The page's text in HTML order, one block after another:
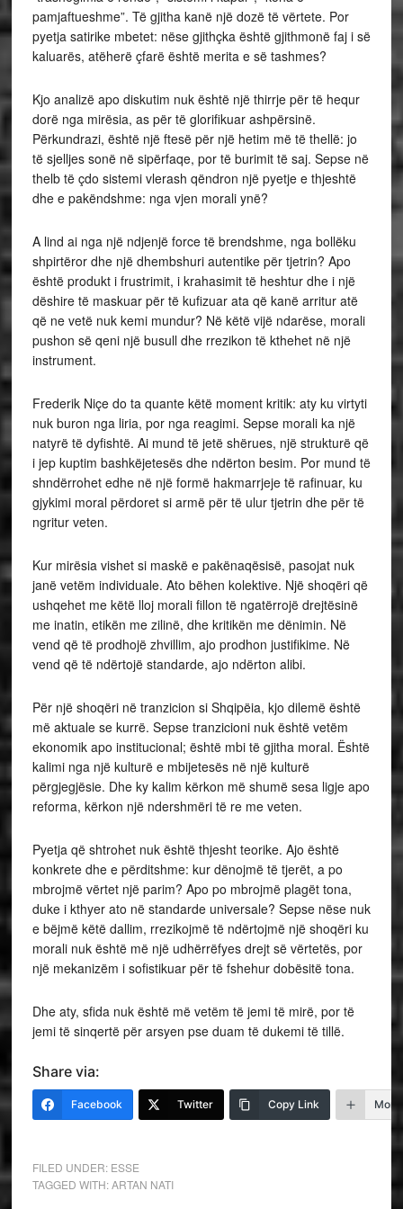
pamjaftueshme”. Të gjitha kanë një dozë të vërtete. Por
pyetja satirike mbetet: nëse gjithçka është gjithmonë faj i së
kaluarës, atëherë çfarë është merita e së tashmes?
Kjo analizë apo diskutim nuk është një thirrje për të hequr
dorë nga mirësia, as për të glorifikuar ashpërsinë.
Përkundrazi, është një ftesë për një hetim më të thellë: jo
të sjelljes sonë në sipërfaqe, por të burimit të saj. Sepse në
thelb të çdo sistemi vlerash qëndron një pyetje e thjeshtë
dhe e pakëndshme: nga vjen morali ynë?
A lind ai nga një ndjenjë force të brendshme, nga bollëku
shpirtëror dhe një dhembshuri autentike për tjetrin? Apo
është produkt i frustrimit, i krahasimit të heshtur dhe i një
dëshire të maskuar për të kufizuar ata që kanë arritur atë
që ne vetë nuk kemi mundur? Në këtë vijë ndarëse, morali
pushon së qeni një busull dhe rrezikon të kthehet në një
instrument.
Frederik Niçe do ta quante këtë moment kritik: aty ku virtyti
nuk buron nga liria, por nga reagimi. Sepse morali ka një
natyrë të dyfishtë. Ai mund të jetë shërues, një strukturë që
i jep kuptim bashkëjetesës dhe ndërton besim. Por mund të
shndërrohet edhe në një formë hakmarrjeje të rafinuar, ku
gjykimi moral përdoret si armë për të ulur tjetrin dhe për të
ngritur veten.
Kur mirësia vishet si maskë e pakënaqësisë, pasojat nuk
janë vetëm individuale. Ato bëhen kolektive. Një shoqëri që
ushqehet me këtë lloj morali fillon të ngatërrojë drejtësinë
me inatin, etikën me zilinë, dhe kritikën me dënimin. Në
vend që të prodhojë zhvillim, ajo prodhon justifikime. Në
vend që të ndërtojë standarde, ajo ndërton alibi.
Për një shoqëri në tranzicion si Shqipëia, kjo dilemë është
më aktuale se kurrë. Sepse tranzicioni nuk është vetëm
ekonomik apo institucional; është mbi të gjitha moral. Është
kalimi nga një kulturë e mbijetesës në një kulturë
përgjegjësie. Dhe ky kalim kërkon më shumë sesa ligje apo
reforma, kërkon një ndershmëri të re me veten.
Pyetja që shtrohet nuk është thjesht teorike. Ajo është
konkrete dhe e përditshme: kur dënojmë të tjerët, a po
mbrojmë vërtet një parim? Apo po mbrojmë plagët tona,
duke i kthyer ato në standarde universale? Sepse nëse nuk
e bëjmë këtë dallim, rrezikojmë të ndërtojmë një shoqëri ku
morali nuk është më një udhërrëfyes drejt së vërtetës, por
një mekanizëm i sofistikuar për të fshehur dobësitë tona.
Dhe aty, sfida nuk është më vetëm të jemi të mirë, por të
jemi të sinqertë për arsyen pse duam të dukemi të tillë.
Share via:
Facebook Twitter Copy Link More
FILED UNDER: ESSE
TAGGED WITH:ARTAN NATI